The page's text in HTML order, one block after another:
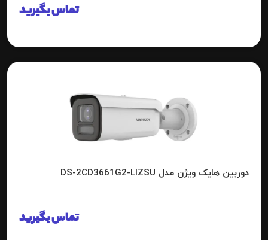
تماس بگیرید
دوربین هایک ویژن مدل DS-2CD3661G2-LIZSU
تماس بگیرید